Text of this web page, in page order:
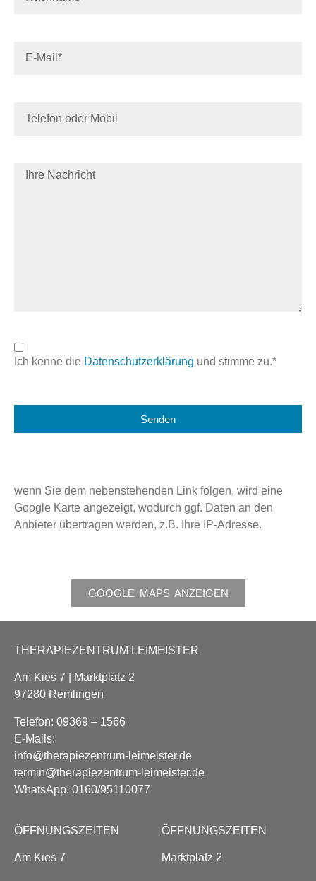
Ich kenne die Datenschutzerklärung und stimme zu.*
Senden
wenn Sie dem nebenstehenden Link folgen, wird eine
Google Karte angezeigt, wodurch ggf. Daten an den
Anbieter übertragen werden, z.B. Ihre IP-Adresse.
GOOGLE MAPS ANZEIGEN
THERAPIEZENTRUM LEIMEISTER
Am Kies 7 | Marktplatz 2
97280 Remlingen
Telefon: 09369 – 1566
E-Mails:
info@therapiezentrum-leimeister.de
termin@therapiezentrum-leimeister.de
WhatsApp: 0160/95110077
ÖFFNUNGSZEITEN
Am Kies 7
ÖFFNUNGSZEITEN
Marktplatz 2